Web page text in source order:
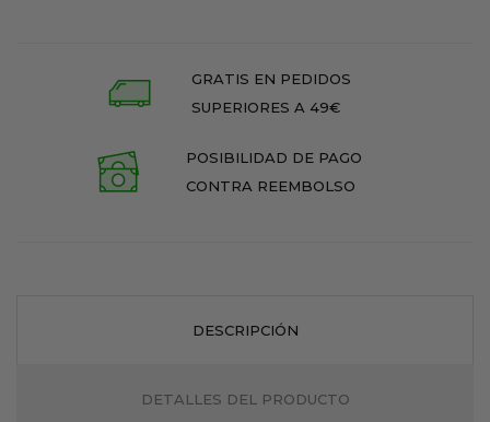
GRATIS EN PEDIDOS
SUPERIORES A 49€
POSIBILIDAD DE PAGO
CONTRA REEMBOLSO
DESCRIPCIÓN
DETALLES DEL PRODUCTO